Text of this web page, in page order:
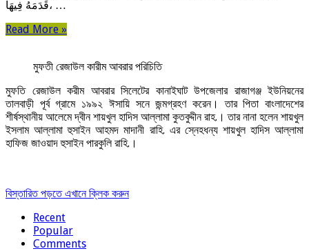
قَدَمَهُ فِيهَا، …
Read More »
মুফতী রেজাউল কারীম আবরার পরিচিতি
মুফতি রেজাউল করীম আবরার সিলেটের কানাইঘাট উপজেলার রাজাগঞ্জ ইউনিয়নের
তালবাড়ী পূর্ব গ্রামে ১৯৯২ ঈসায়ি সনে জন্মগ্রহণ করেন। তার পিতা বাংলাদেশের
শীর্ষস্থানীয় আলেমে দ্বীন শায়খুল হাদিস আল্লামা কুতবুদ্দীন রাহ.। তার নানা হলেন শায়খুল
ইসলাম আল্লামা হুসাইন আহমদ মাদানী রাহি. এর স্নেহধন্য শায়খুল হাদিস আল্লামা
হাফিজ জাওয়াদ হুসাইন পারকুলি রাহি.।
বিস্তারিত পড়তে এখানে ক্লিক করুন
Recent
Popular
Comments